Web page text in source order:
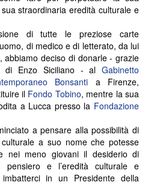
straordinaria eredità culturale e
di tutte le preziose carte
di medico e di letterato, da lui
abbiamo deciso di donarle - grazie
di Enzo Siciliano - al Gabinetto
Bonsanti a Firenze,
il Fondo Tobino, mentre la sua
a Lucca presso la Fondazione
a pensare alla possibilità di
a suo nome che potesse
nei meno giovani il desiderio di
e l’eredità culturale e
in un Presidente della